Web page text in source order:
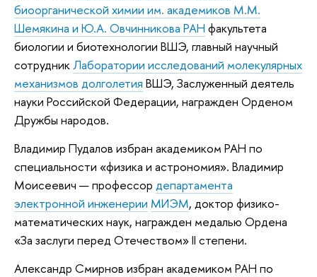
биоорганической химии им. академиков М.М.
Шемякина и Ю.А. Овчинникова РАН факультета
биологии и биотехнологии ВШЭ, главный научный
сотрудникЛаборатории исследований молекулярных
механизмов долголетия ВШЭ, Заслуженный деятель
науки Российской Федерации, награжден Орденом
Дружбы народов.
Владимир Пудалов избран академиком РАН по
специальности «физика и астрономия». Владимир
Моисеевич — профессор департамента
электронной инженерии МИЭМ, доктор физико-
математических наук, награжден медалью Ордена
«За заслуги перед Отечеством» II степени.
Александр Смирнов избран академиком РАН по